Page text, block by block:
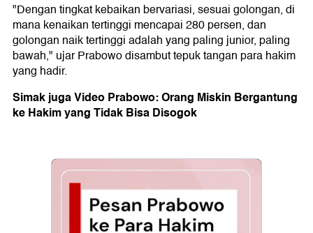
"Dengan tingkat kebaikan bervariasi, sesuai golongan, di
mana kenaikan tertinggi mencapai 280 persen, dan
golongan naik tertinggi adalah yang paling junior, paling
bawah," ujar Prabowo disambut tepuk tangan para hakim
yang hadir.
Simak juga Video Prabowo: Orang Miskin Bergantung
ke Hakim yang Tidak Bisa Disogok